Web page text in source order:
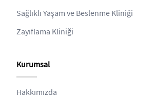
Sağlıklı Yaşam ve Beslenme Kliniği
Zayıflama Kliniği
Kurumsal
Hakkımızda